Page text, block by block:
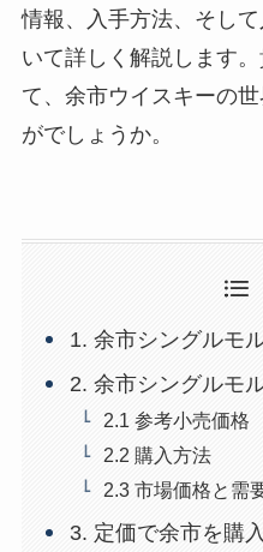
情報、入手方法、そし
いて詳しく解説します
て、余市ウイスキーの
がでしょうか。
1. 余市シングルモ
2. 余市シングルモ
2.1 参考小売価格
2.2 購入方法
2.3 市場価格と需
3. 定価で余市を購